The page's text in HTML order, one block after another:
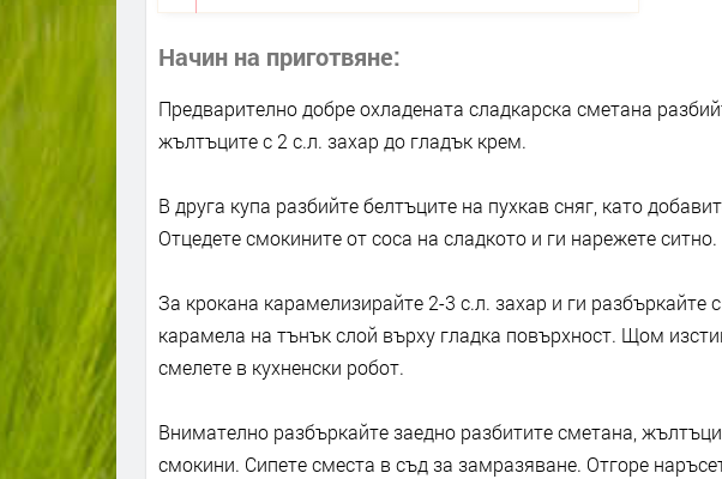
Начин на приготвяне
Предварително добре охладената сладкарска сметана
жълтъците с 2 с.л. захар до гладък крем.
В друга купа разбийте белтъците на пухкав сняг, като
Отцедете смокините от соса на сладкото и ги нарежете ситно.
За крокана карамелизирайте 2-3 с.л. захар и ги разбъркайте
карамела на тънък слой върху гладка повърхност. Щом
смелете в кухненски робот.
Внимателно разбъркайте заедно разбитите сметана,
смокини. Сипете сместа в съд за замразяване. Отгоре